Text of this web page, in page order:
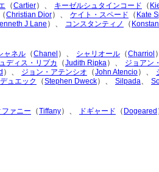
（Cartier）、 キーゼルシュタインコード （
（Christian Dior）、 ケイト・スペード （ Kate
J Lane ）、 コンスタンティノ （
ャネル （Chanel ）、 シャリオール （Charriol
ディス・リプカ （Judith Ripka）、 ジョアン
）、 ジョン・アテンシオ （John Atencio）、
ュエック （Stephen Dweck）、 Silpada、
ファニー （Tiffany）、 ドギャード （ Dogeared